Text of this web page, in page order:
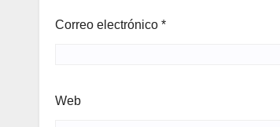
Correo electrónico *
Web